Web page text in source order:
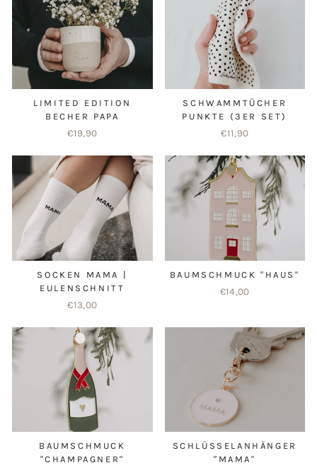
LIMITED EDITION
BECHER PAPA
€19,90
SCHWAMMTÜCHER
PUNKTE (3ER SET)
€11,90
SOCKEN MAMA |
EULENSCHNITT
€13,00
BAUMSCHMUCK "HAUS"
€14,00
BAUMSCHMUCK
"CHAMPAGNER"
SCHLÜSSELANHÄNGER
"MAMA"